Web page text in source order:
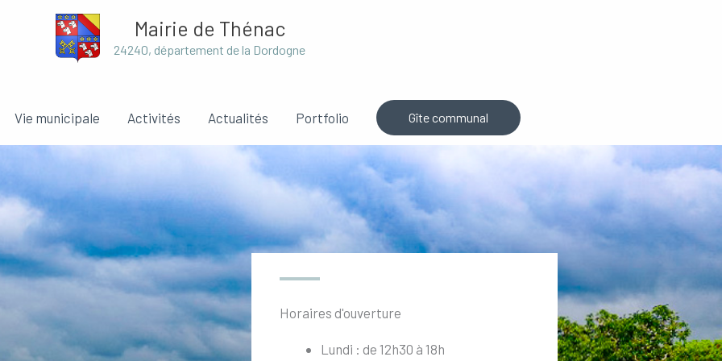
Mairie de Thénac
24240, département de la Dordogne
Vie municipale Activités Actualités Portfolio Gîte communal
Horaires d'ouverture
Lundi : de 12h30 à 18h